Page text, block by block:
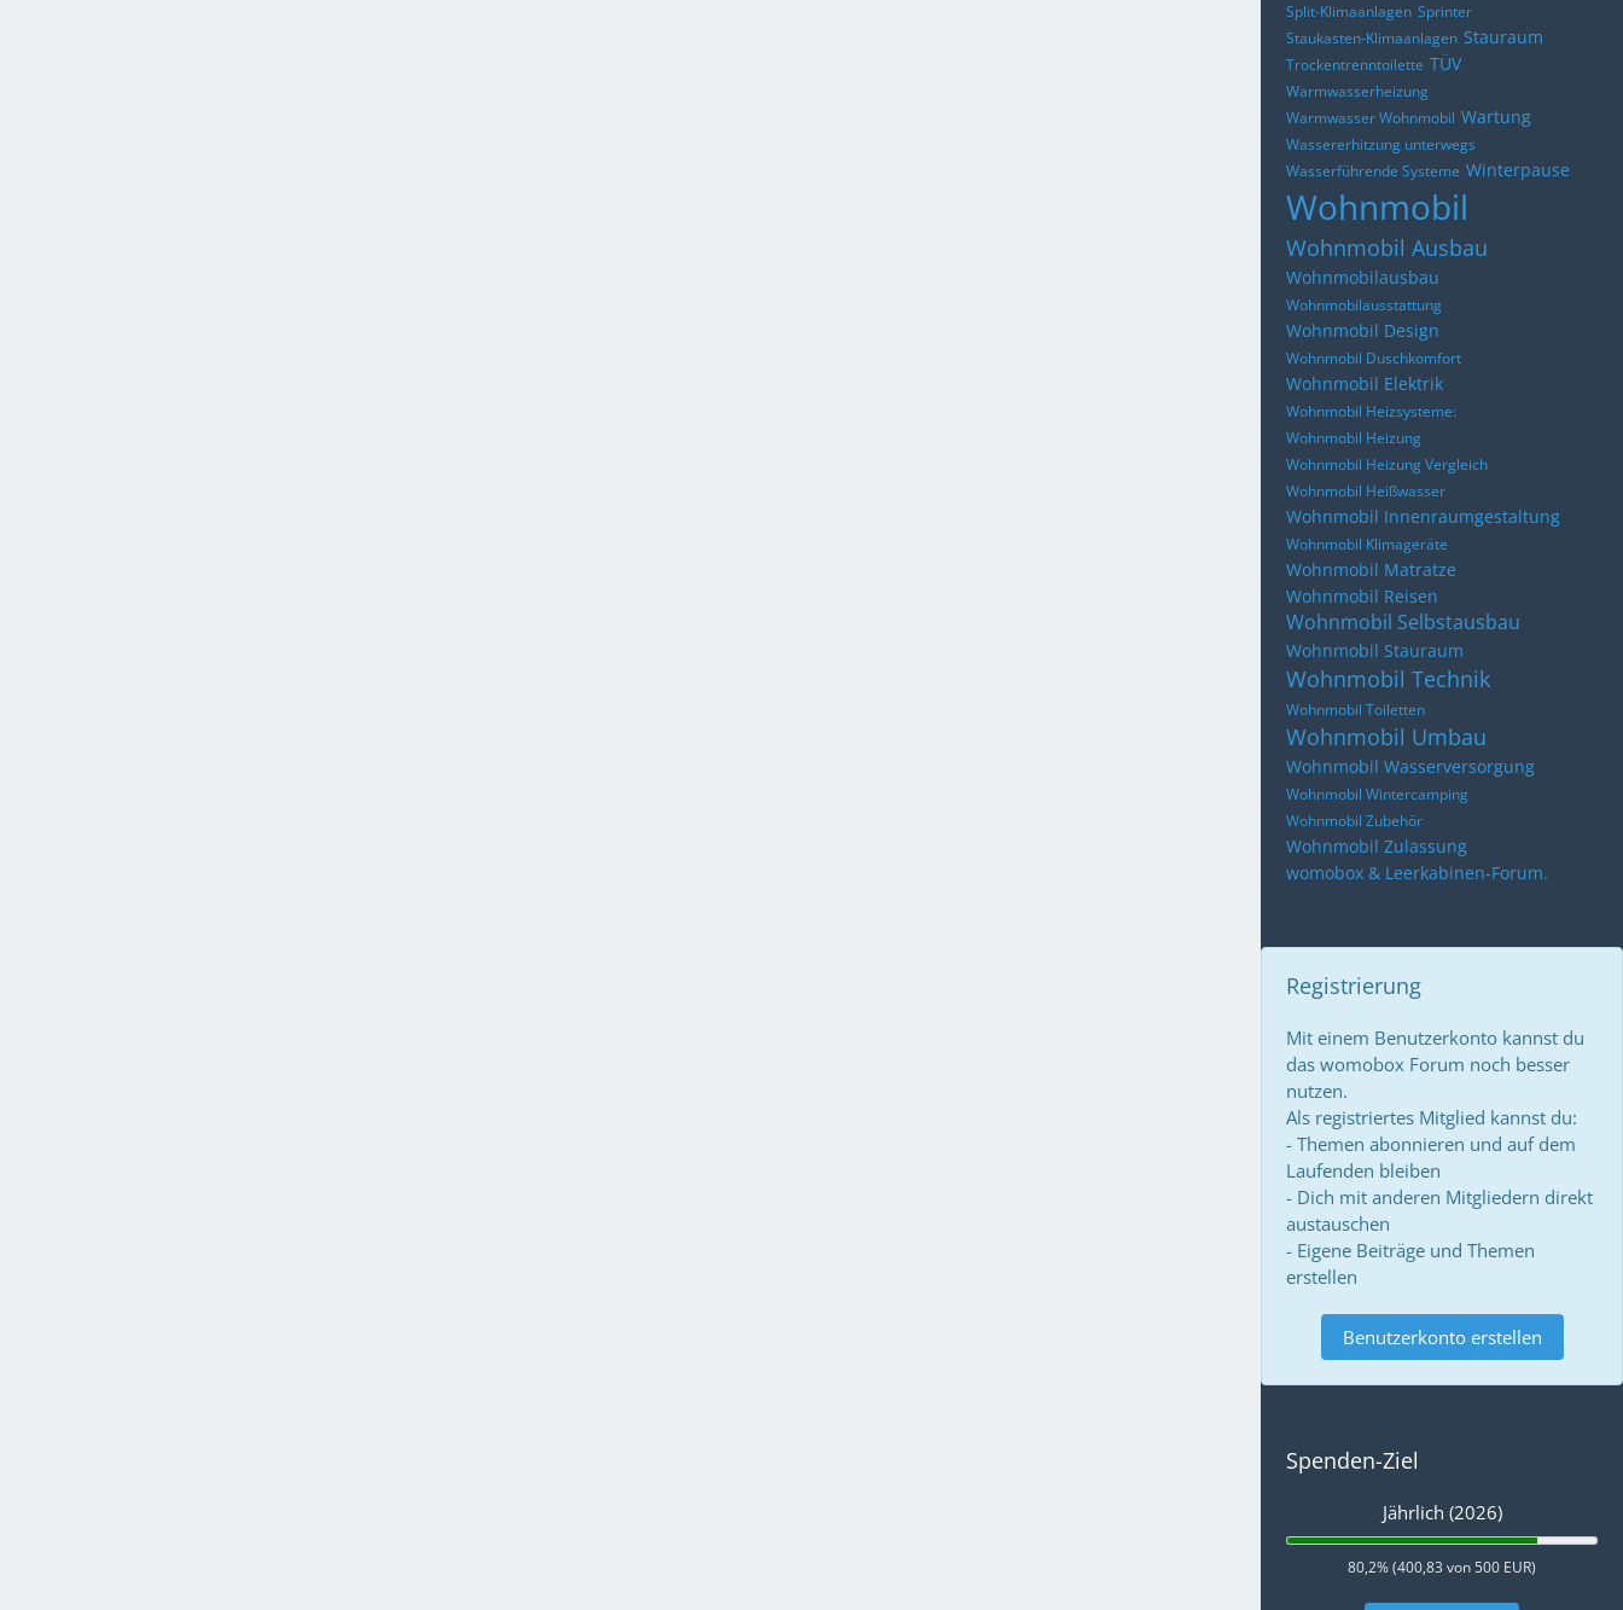
Split-Klimaanlagen Sprinter
Staukasten-Klimaanlagen Stauraum
Trockentrenntoilette TÜV
Warmwasserheizung
Warmwasser Wohnmobil Wartung
Wassererhitzung unterwegs
Wasserführende Systeme Winterpause
Wohnmobil
Wohnmobil Ausbau
Wohnmobilausbau
Wohnmobilausstattung
Wohnmobil Design
Wohnmobil Duschkomfort
Wohnmobil Elektrik
Wohnmobil Heizsysteme:
Wohnmobil Heizung
Wohnmobil Heizung Vergleich
Wohnmobil Heißwasser
Wohnmobil Innenraumgestaltung
Wohnmobil Klimageräte
Wohnmobil Matratze
Wohnmobil Reisen
Wohnmobil Selbstausbau
Wohnmobil Stauraum
Wohnmobil Technik
Wohnmobil Toiletten
Wohnmobil Umbau
Wohnmobil Wasserversorgung
Wohnmobil Wintercamping
Wohnmobil Zubehör
Wohnmobil Zulassung
womobox & Leerkabinen-Forum.
Registrierung
Mit einem Benutzerkonto kannst du
das womobox Forum noch besser
nutzen.
Als registriertes Mitglied kannst du:
- Themen abonnieren und auf dem
Laufenden bleiben
- Dich mit anderen Mitgliedern direkt
austauschen
- Eigene Beiträge und Themen
erstellen
Benutzerkonto erstellen
Spenden-Ziel
Jährlich (2026)
80,2% (400,83 von 500 EUR)